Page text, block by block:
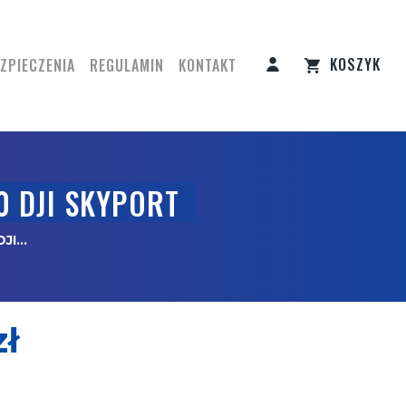
REGULAMIN KONTAKT KOSZYK
DJI SKYPORT